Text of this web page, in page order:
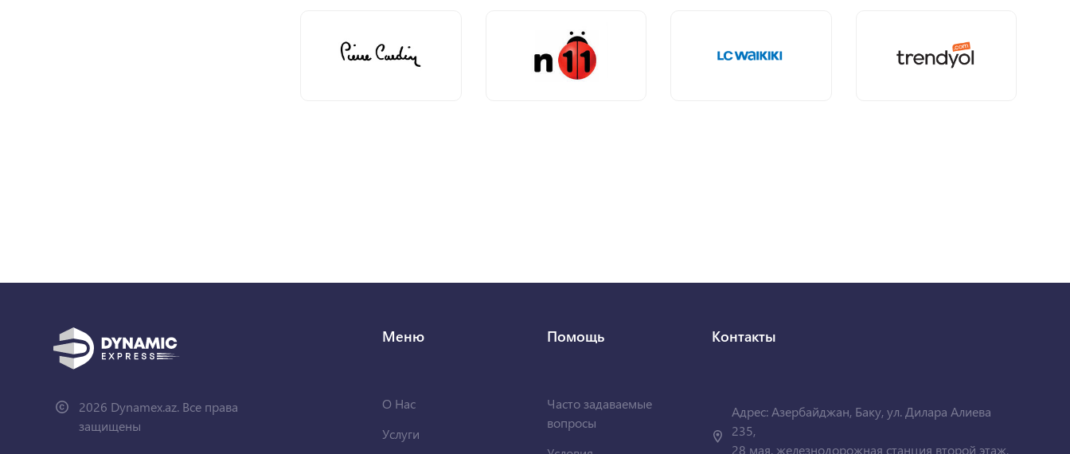
2026 Dynamex.az. Все права
защищены
Меню
О Нас
Услуги
Помощь
Часто задаваемые
вопросы
Контакты
Адрес: Азербайджан, Баку, ул. Дилара Алиева
235,
28 мая, железнодорожная станция второй этаж,